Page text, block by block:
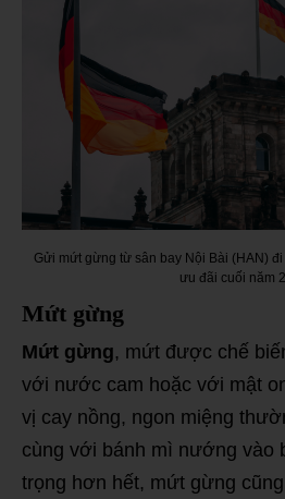
Gửi mứt gừng từ sân bay Nội Bài (HAN)
ưu đãi cuối năm
Mứt gừng
Mứt gừng, mứt được chế
với nước cam hoặc với mật
vị cay nồng, ngon miệng
cùng với bánh mì nướng vào
trọng hơn hết, mứt gừng